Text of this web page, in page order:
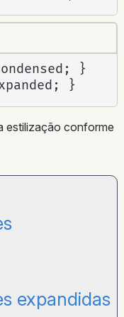
;
}
; }
estilização conforme
expandidas